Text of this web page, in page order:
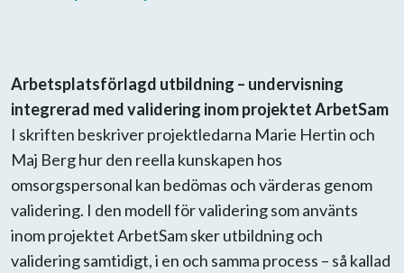
Arbetsplatsförlagd utbildning – undervisning
integrerad med validering inom projektet ArbetSam
I skriften beskriver projektledarna Marie Hertin och
Maj Berg hur den reella kunskapen hos
omsorgspersonal kan bedömas och värderas genom
validering. I den modell för validering som använts
inom projektet ArbetSam sker utbildning och
validering samtidigt, i en och samma process – så kallad